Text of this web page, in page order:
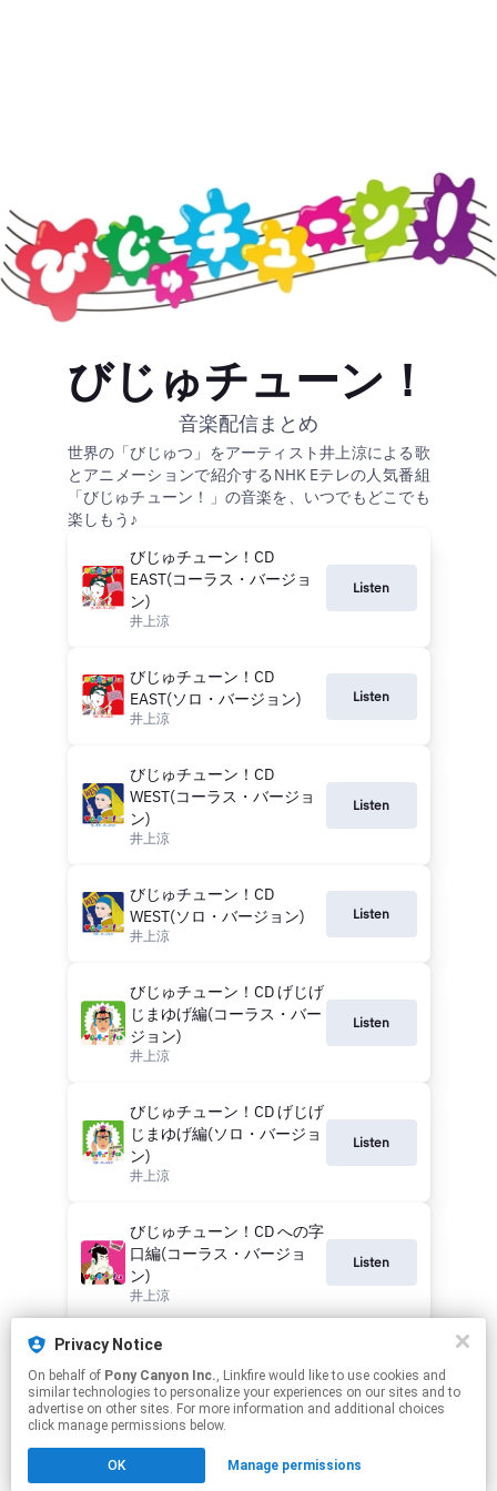
Privacy Notice
On behalf of Pony Canyon Inc., Linkfire would like to use cookies and
similar technologies to personalize your experiences on our sites and to
advertise on other sites. For more information and additional choices
click manage permissions below.
OK Manage permissions
びじゅチューン！
音楽配信まとめ
世界の「びじゅつ」をアーティスト井上涼による歌
とアニメーションで紹介するNHK Eテレの人気番組
「びじゅチューン！」の音楽を、いつでもどこでも
楽しもう♪
びじゅチューン！CD
EAST(コーラス・バージョ
ン)
井上涼
Listen
びじゅチューン！CD
EAST(ソロ・バージョン)
井上涼
Listen
びじゅチューン！CD
WEST(コーラス・バージョ
ン)
井上涼
Listen
びじゅチューン！CD
WEST(ソロ・バージョン)
井上涼
Listen
びじゅチューン！CD げじげ
じまゆげ編(コーラス・バー
ジョン)
井上涼
Listen
びじゅチューン！CD げじげ
じまゆげ編(ソロ・バージョ
ン)
井上涼
Listen
びじゅチューン！CD への字
口編(コーラス・バージョ
ン)
井上涼
Listen
びじゅチューン！CD への字
口編(ソロ・バージョン)
井上涼
Listen
This page may contain affiliate links.